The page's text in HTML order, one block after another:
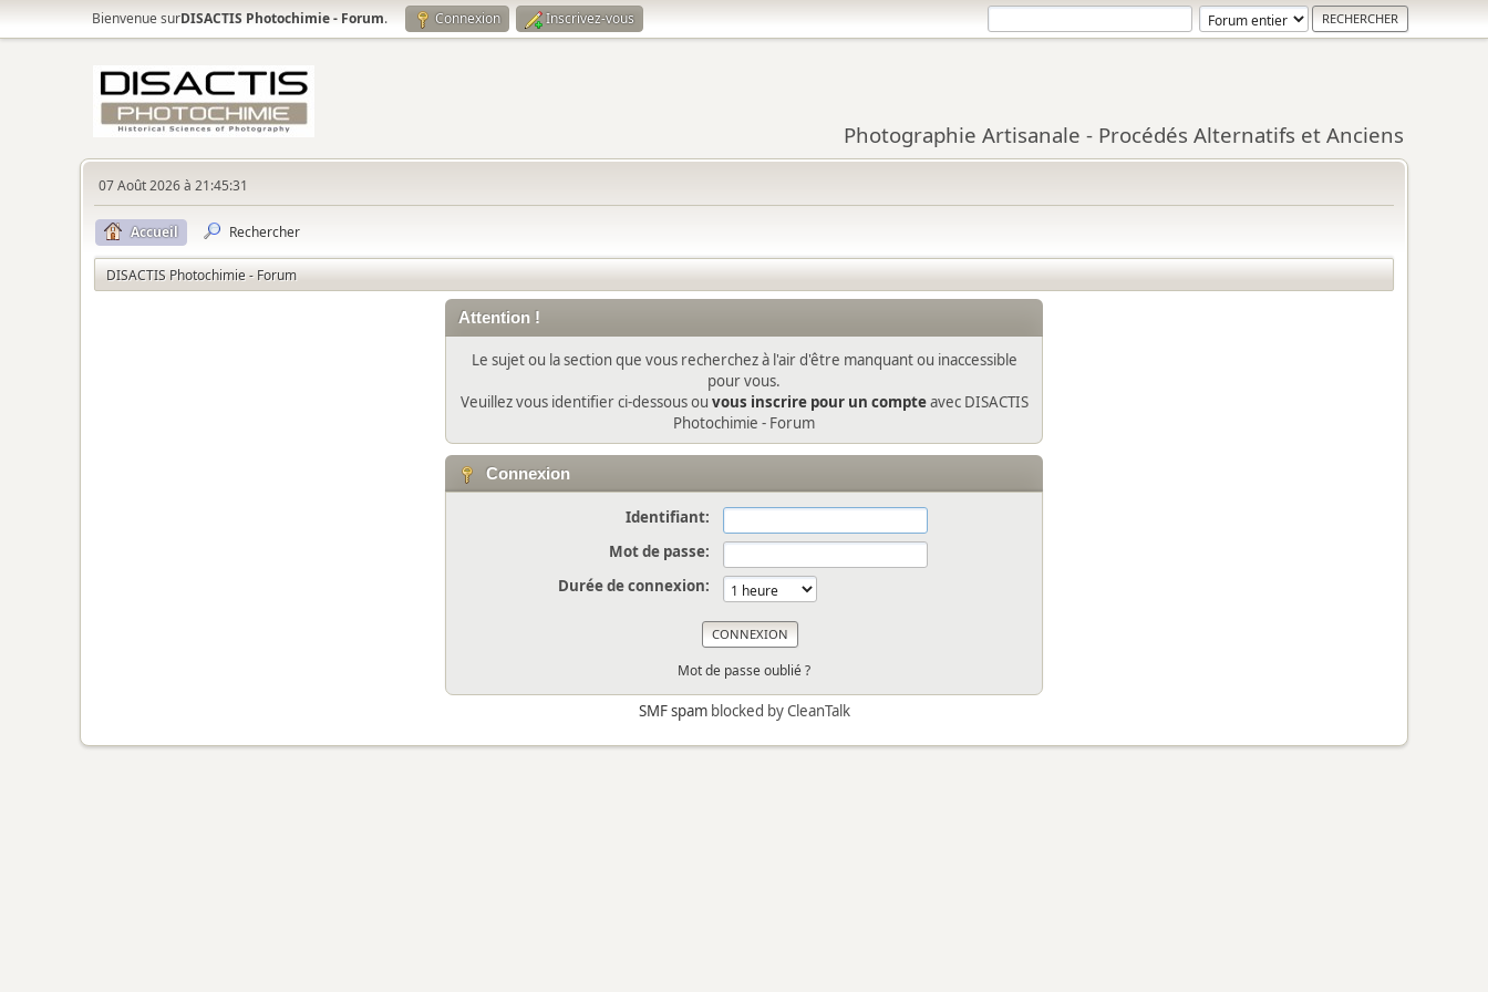
Bienvenue surDISACTIS Photochimie - Forum. Connexion Inscrivez-vous
Photographie Artisanale - Procédés Alternatifs et Anciens
07 Août 2026 à 21:45:31
Accueil Rechercher
DISACTIS Photochimie - Forum
Attention !
Le sujet ou la section que vous recherchez à l'air d'être manquant ou inaccessible
pour vous.
Veuillez vous identifier ci-dessous ou vous inscrire pour un compteavec DISACTIS
Photochimie - Forum
Connexion
Identifiant:
Mot de passe:
Durée de connexion:
Mot de passe oublié ?
SMF spamblocked by CleanTalk